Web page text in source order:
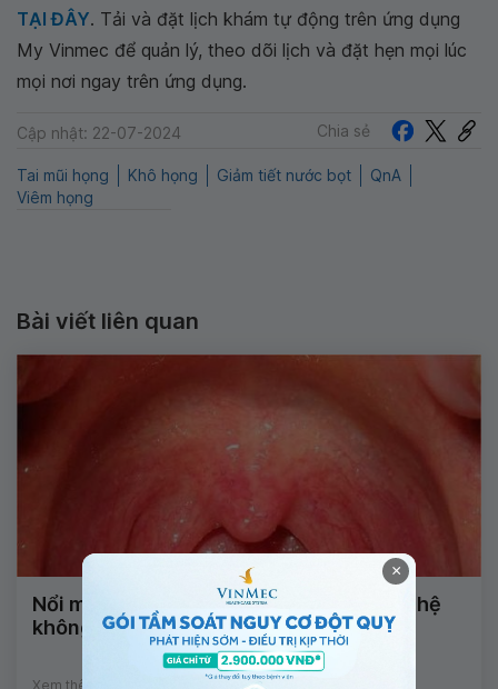
TẠI ĐÂY. Tải và đặt lịch khám tự động trên ứng dụng
My Vinmec để quản lý, theo dõi lịch và đặt hẹn mọi lúc
mọi nơi ngay trên ứng dụng.
Cập nhật: 22-07-2024 Chia sẻ
Tai mũi họng Khô họng Giảm tiết nước bọt
QnA
Viêm họng
Bài viết liên quan
Nổi mụn nước ngứa, khô họng sau quan hệ
không an toàn là bệnh gì?
Xem thêm
×